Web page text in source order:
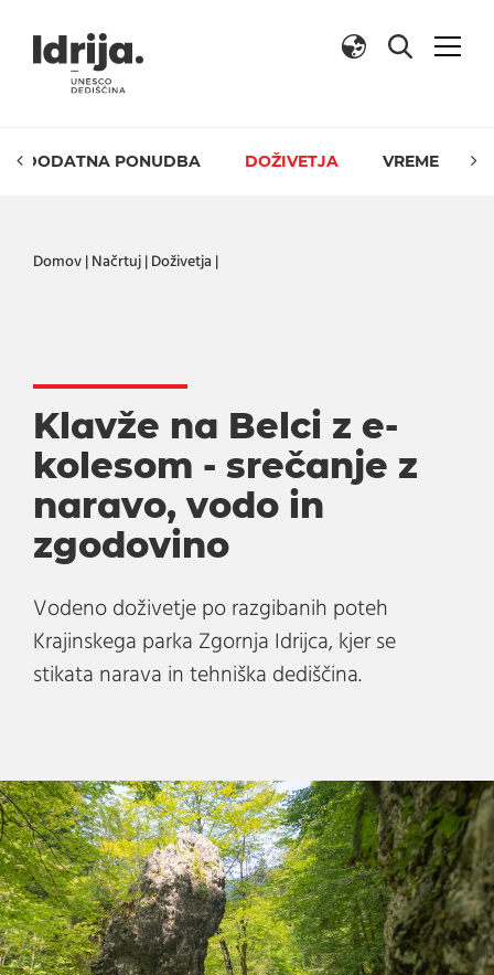
DODATNA PONUDBA DOŽIVETJA VREME
Domov Načrtuj Doživetja
Klavže na Belci z e-
kolesom - srečanje z
naravo, vodo in
zgodovino
Vodeno doživetje po razgibanih poteh
Krajinskega parka Zgornja Idrijca, kjer se
stikata narava in tehniška dediščina.